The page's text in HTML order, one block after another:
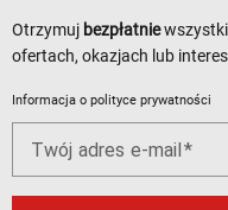
Otrzymuj bezpłatnie
ofertach, okazjach lub
Informacja o polityce prywatności
Twój adres e-mail